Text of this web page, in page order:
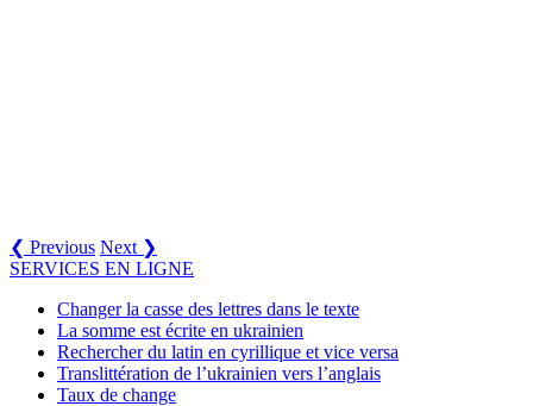
❮ Previous Next ❯
SERVICES EN LIGNE
Changer la casse des lettres dans le texte
La somme est écrite en ukrainien
Rechercher du latin en cyrillique et vice versa
Translittération de l’ukrainien vers l’anglais
Taux de change